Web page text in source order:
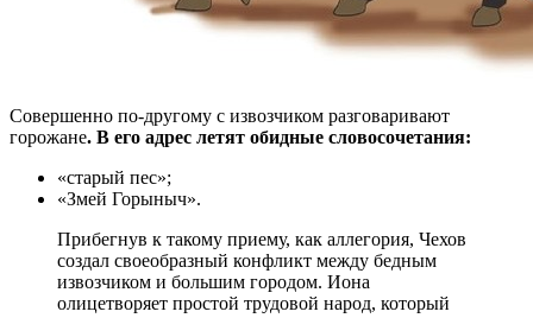
Совершенно по-другому с извозчиком разговаривают
горожане. В его адрес летят обидные словосочетания:
«старый пес»;
«Змей Горыныч».
Прибегнув к такому приему, как аллегория, Чехов
создал своеобразный конфликт между бедным
извозчиком и большим городом. Иона
олицетворяет простой трудовой народ, который